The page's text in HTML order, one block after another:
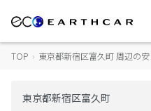
TOP › 東京都新宿区富久町 周辺の